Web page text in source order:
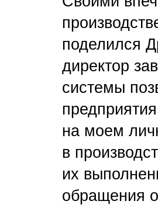
поделился
директор
системы
на моем
в
их
обращения